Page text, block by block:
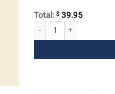
Total: $ 39.95
Mantra cantidad